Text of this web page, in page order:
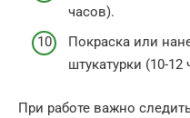
часов).
Покраска или
штукатурки (10-12
При работе важно